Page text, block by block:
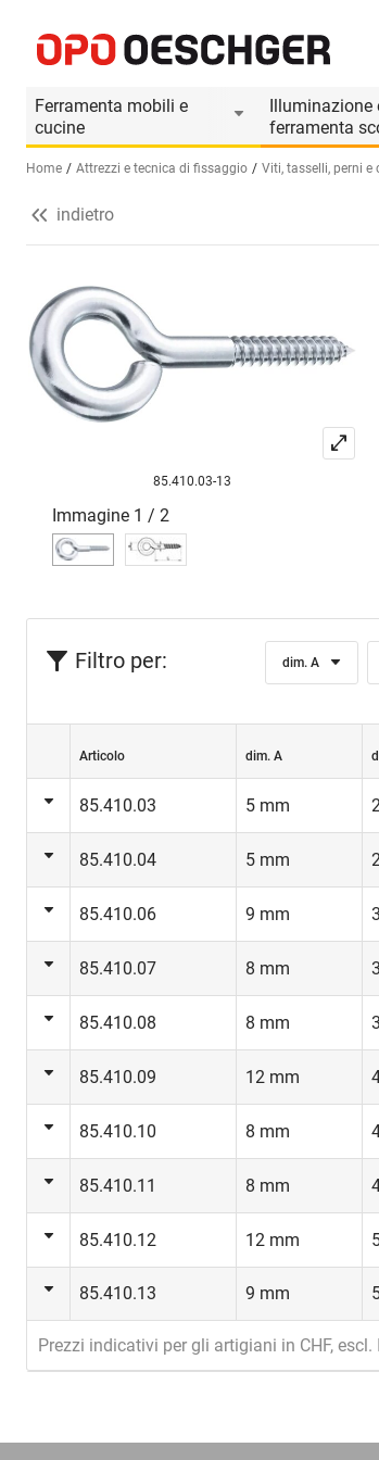
Ferramenta mobili e
cucine
Illuminazione
ferramenta
Seleziona una lingua (IT)
Home Attrezzi e tecnica di fissaggio Viti, tasselli, perni e
Informazioni prodotto
indietro
85.410.03-13
Immagine 1 / 2
Filtro per: dim. A
Articolo dim. A
85.410.03 5 mm
85.410.04 5 mm
85.410.06 9 mm
85.410.07 8 mm
85.410.08 8 mm
85.410.09 12 mm
85.410.10 8 mm
85.410.11 8 mm
85.410.12 12 mm
85.410.13 9 mm
Prezzi indicativi per gli artigiani in CHF, escl.